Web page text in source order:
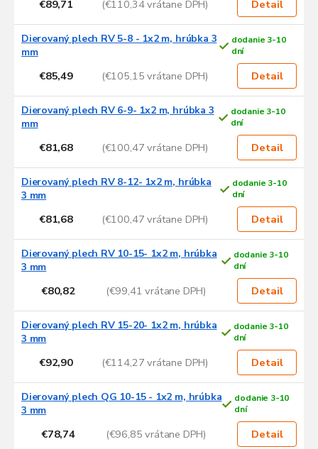
€89,71 (€110,34 vrátane DPH) Detail
Dierovaný plech RV 5-8 - 1x2 m, hrúbka 3
mm
dodanie 3-10
dní
€85,49 (€105,15 vrátane DPH) Detail
Dierovaný plech RV 6-9- 1x2 m, hrúbka 3
mm
dodanie 3-10
dní
€81,68 (€100,47 vrátane DPH) Detail
Dierovaný plech RV 8-12- 1x2 m, hrúbka
3 mm
dodanie 3-10
dní
€81,68 (€100,47 vrátane DPH) Detail
Dierovaný plech RV 10-15- 1x2 m, hrúbka
3 mm
dodanie 3-10
dní
€80,82 (€99,41 vrátane DPH) Detail
Dierovaný plech RV 15-20- 1x2 m, hrúbka
3 mm
dodanie 3-10
dní
€92,90 (€114,27 vrátane DPH) Detail
Dierovaný plech QG 10-15 - 1x2 m, hrúbka
3 mm
dodanie 3-10
dní
€78,74 (€96,85 vrátane DPH) Detail